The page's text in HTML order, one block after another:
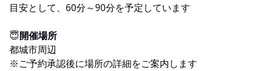
目安として、60分～90分を予定しています
😇開催場所
都城市周辺
※ご予約承認後に場所の詳細をご案内します